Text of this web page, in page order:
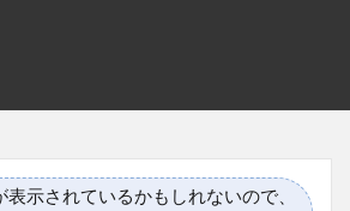
示されているかもしれないので、